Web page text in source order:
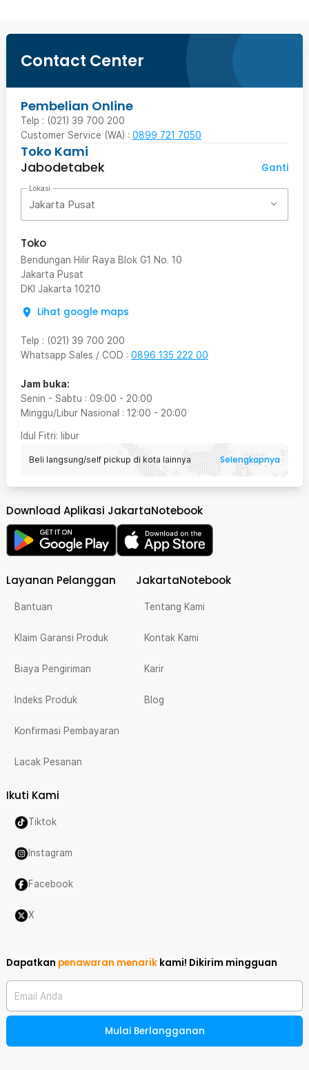
Contact Center
Pembelian Online
Telp : (021) 39 700 200
Customer Service (WA) : 0899 721 7050
Toko Kami
Jabodetabek
Ganti
Lokasi
Jakarta Pusat
Toko
Bendungan Hilir Raya Blok G1 No. 10
Jakarta Pusat
DKI Jakarta 10210
Lihat google maps
Telp : (021) 39 700 200
Whatsapp Sales / COD : 0896 135 222 00
Jam buka:
Senin - Sabtu : 09:00 - 20:00
Minggu/Libur Nasional : 12:00 - 20:00
Idul Fitri: libur
Beli langsung/self pickup di kota lainnya Selengkapnya
Download Aplikasi JakartaNotebook
Layanan Pelanggan
Bantuan
Klaim Garansi Produk
Biaya Pengiriman
Indeks Produk
Konfirmasi Pembayaran
Lacak Pesanan
JakartaNotebook
Tentang Kami
Kontak Kami
Karir
Blog
Ikuti Kami
Tiktok
Instagram
Facebook
X
Dapatkan penawaran menarik kami! Dikirim mingguan
Email Anda
Mulai Berlangganan